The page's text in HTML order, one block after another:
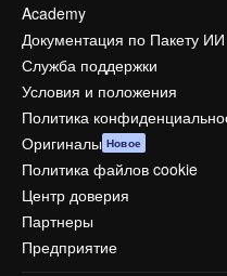
Academy
Документация по Пакету ИИ
Служба поддержки
Условия и положения
Политика
Оригиналы Новое
Политика файлов cookie
Центр доверия
Партнеры
Предприятие